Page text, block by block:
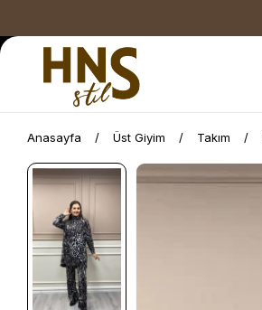
Anasayfa Üst Giyim Takım